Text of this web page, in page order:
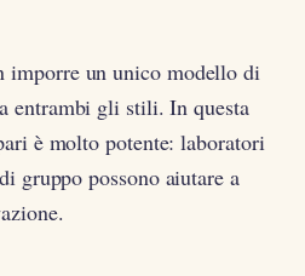
imporre un unico modello di
entrambi gli stili. In questa
è molto potente: laboratori
gruppo possono aiutare a